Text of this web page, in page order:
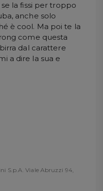
la fissi per troppo
anche solo
è cool. Ma poi te la
come questa
dal carattere
a dire la sua e
S.p.A. Viale Abruzzi 94,